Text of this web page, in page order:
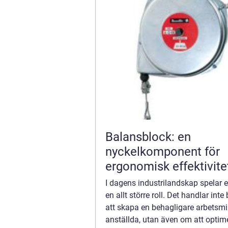
Balansblock: en
nyckelkomponent för
ergonomisk
I dagens industrilandskap spelar
en allt större roll. Det handlar inte
att skapa en behagligare
anställda, utan även om att